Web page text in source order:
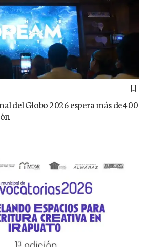
del Globo 2026 espera más de 400